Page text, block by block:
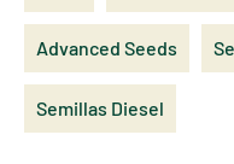
Advanced Seeds
Semillas Diesel